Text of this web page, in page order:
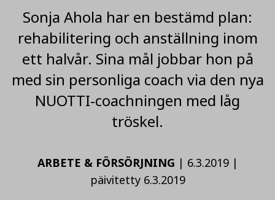
Sonja Ahola har en bestämd plan:
rehabilitering och anställning inom
ett halvår. Sina mål jobbar hon på
med sin personliga coach via den nya
NUOTTI-coachningen med låg
tröskel.
ARBETE & FÖRSÖRJNING | 6.3.2019|
päivitetty 6.3.2019